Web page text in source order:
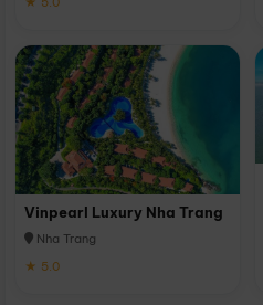
Vinpearl Luxury Nha Trang
Nha Trang
★ 5.0